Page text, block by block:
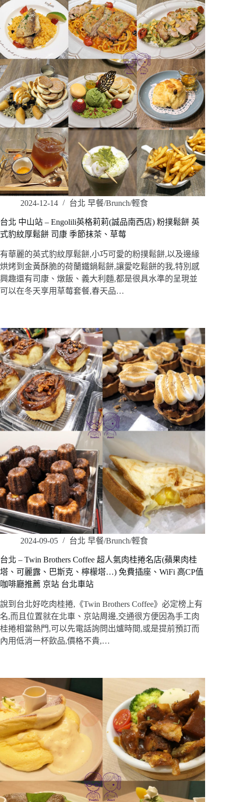
2024-12-14 台北 早餐/Brunch/輕食
台北 中山站 – Engolili英格莉莉(誠品南西店) 粉撲鬆餅 英
式豹紋厚鬆餅 司康 季節抹茶、草莓
有華麗的英式豹紋厚鬆餅,小巧可愛的粉撲鬆餅,以及邊緣
烘烤到金黃酥脆的荷蘭鐵鍋鬆餅,讓愛吃鬆餅的我,特別感
興趣還有司康、燉飯、義大利麵,都是很具水準的呈現並
可以在冬天享用草莓套餐,春天品…
2024-09-05 台北 早餐/Brunch/輕食
台北 – Twin Brothers Coffee 超人氣肉桂捲名店(蘋果肉桂
塔、可麗露、巴斯克、檸檬塔…) 免費插座、WiFi 高CP值
咖啡廳推薦 京站 台北車站
說到台北好吃肉桂捲,《Twin Brothers Coffee》必定榜上有
名,而且位置就在北車、京站周邊,交通很方便因為手工肉
桂捲相當熱門,可以先電話詢問出爐時間,或是提前預訂而
內用低消一杯飲品,價格不貴,…